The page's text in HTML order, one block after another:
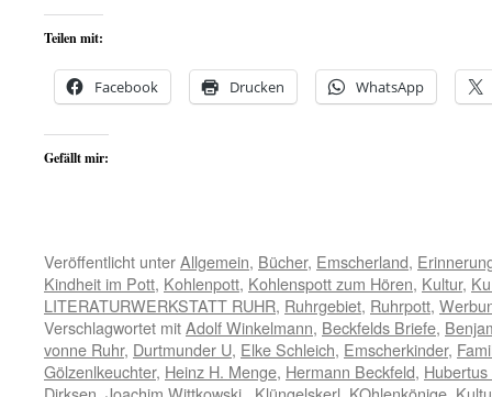
Teilen mit:
Facebook Drucken WhatsApp
Gefällt mir:
Veröffentlicht unterAllgemein, Bücher, Emscherland,
Kindheit im Pott, Kohlenpott, Kohlenspott zum Hören, Kultur,
LITERATURWERKSTATT RUHR, Ruhrgebiet, Ruhrpott,
Verschlagwortet mitAdolf Winkelmann, Beckfelds Briefe,
vonne Ruhr, Durtmunder U, Elke Schleich, Emscherkinder,
Gölzenlkeuchter, Heinz H. Menge, Hermann Beckfeld,